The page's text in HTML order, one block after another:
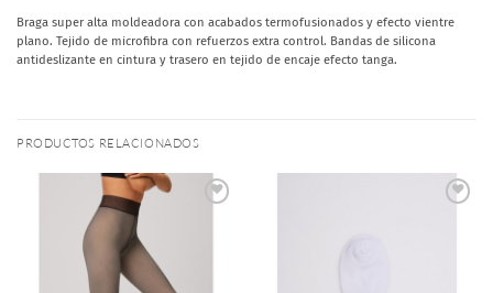
Braga super alta moldeadora con acabados termofusionados y efecto vientre
plano. Tejido de microfibra con refuerzos extra control. Bandas de silicona
antideslizante en cintura y trasero en tejido de encaje efecto tanga.
PRODUCTOS RELACIONADOS